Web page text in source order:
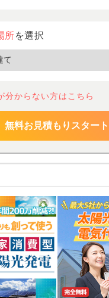
所を選択
分からない方はこちら
無料お見積もりスタート